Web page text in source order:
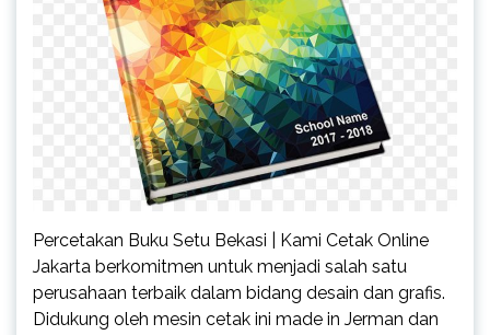
Percetakan Buku Setu Bekasi | Kami Cetak Online
Jakarta berkomitmen untuk menjadi salah satu
perusahaan terbaik dalam bidang desain dan grafis.
Didukung oleh mesin cetak ini made in Jerman dan